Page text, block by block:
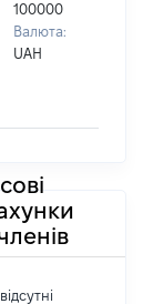
100000
Валюта:
UAH